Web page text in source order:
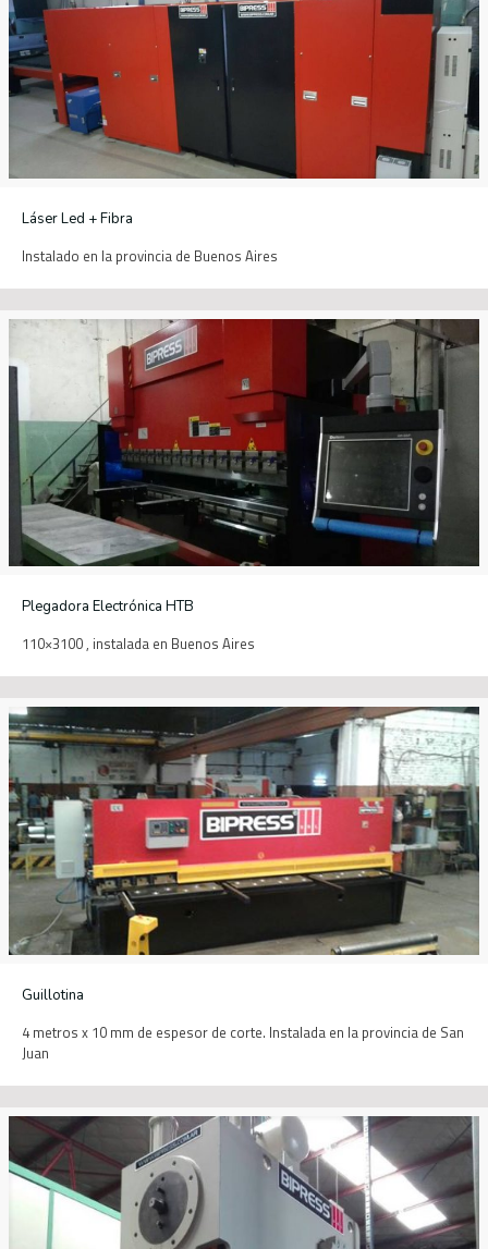
Láser Led + Fibra
Instalado en la provincia de Buenos Aires
Plegadora Electrónica HTB
110×3100 , instalada en Buenos Aires
Guillotina
4 metros x 10 mm de espesor de corte. Instalada en la provincia de San
Juan